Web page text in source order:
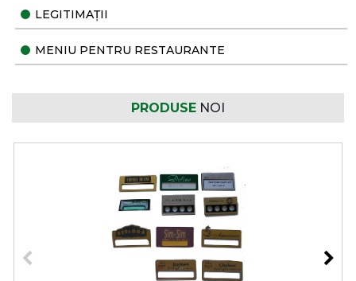
LEGITIMAȚII
MENIU PENTRU RESTAURANTE
PRODUSE NOI